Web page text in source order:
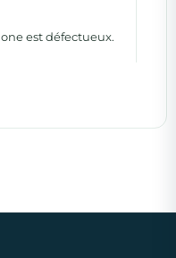
est défectueux.